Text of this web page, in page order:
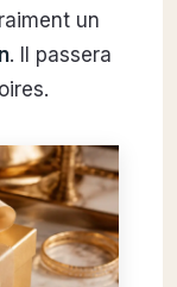
un
. Il passera